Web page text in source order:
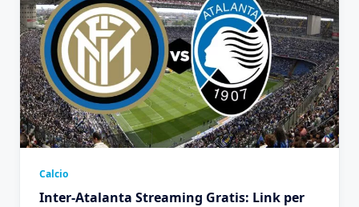
Calcio
Inter-Atalanta Streaming Gratis: Link per